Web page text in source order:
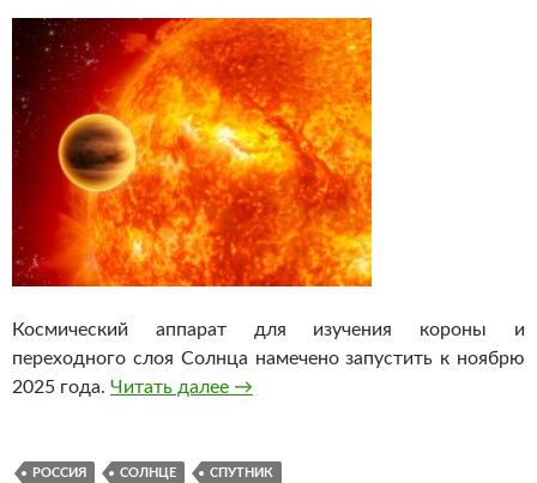
Космический аппарат для изучения короны и
переходного слоя Солнца намечено запустить к ноябрю
2025 года. Читать далее Россия попробует запустить
→
РОССИЯ СОЛНЦЕ СПУТНИК